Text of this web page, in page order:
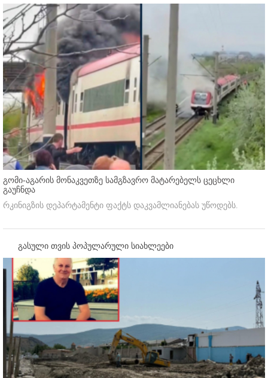
გომი-აგარის მონაკვეთზე სამგზავრო მატარებელს ცეცხლი
გაუჩნდა
რკინიგზის დეპარტამენტი ფაქტს დაკვამლიანებას უწოდებს.
გასული თვის პოპულარული სიახლეები